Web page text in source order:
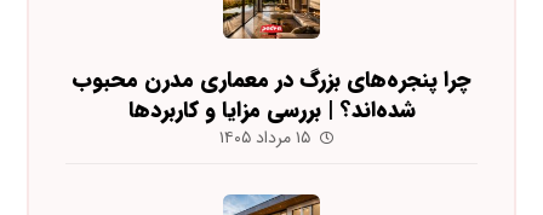
چرا پنجره‌های بزرگ در معماری مدرن محبوب
شده‌اند؟ | بررسی مزایا و کاربردها
۱۵ مرداد ۱۴۰۵